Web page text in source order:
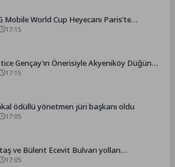
Mobile World Cup Heyecanı Paris’te
17:15
Gençay’ın Önerisiyle Akyeniköy Düğün
Kadar Ücretsiz
17:15
ödüllü yönetmen jüri başkanı oldu
17:05
ve Bülent Ecevit Bulvarı yolları
17:05